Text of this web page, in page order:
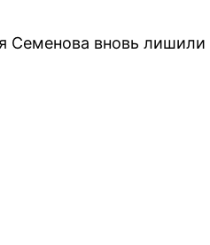
Семенова вновь лишили